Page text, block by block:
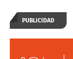
PUBLICIDAD